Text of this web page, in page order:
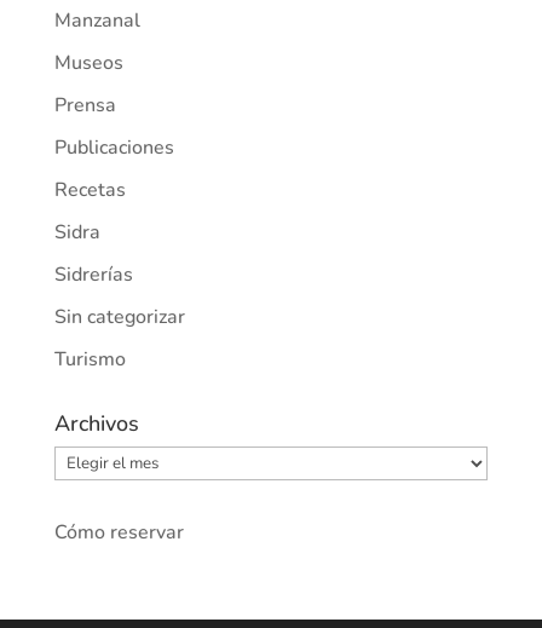
Manzanal
Museos
Prensa
Publicaciones
Recetas
Sidra
Sidrerías
Sin categorizar
Turismo
Archivos
Archivos
Cómo reservar